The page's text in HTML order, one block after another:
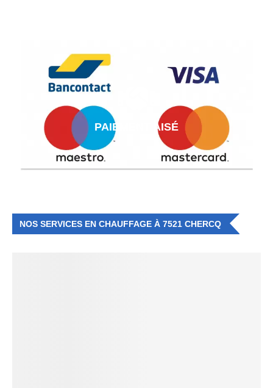
PAIEMENT AISÉ
NOS SERVICES EN CHAUFFAGE À 7521 CHERCQ